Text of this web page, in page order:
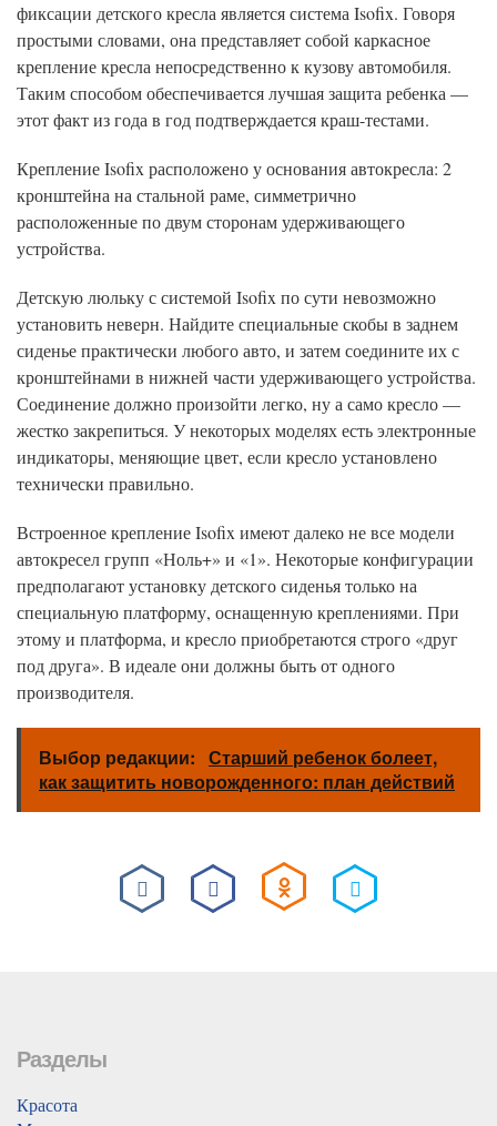
фиксации детского кресла является система Isofix. Говоря
простыми словами, она представляет собой каркасное
крепление кресла непосредственно к кузову автомобиля.
Таким способом обеспечивается лучшая защита ребенка —
этот факт из года в год подтверждается краш-тестами.
Крепление Isofix расположено у основания автокресла: 2
кронштейна на стальной раме, симметрично
расположенные по двум сторонам удерживающего
устройства.
Детскую люльку с системой Isofix по сути невозможно
установить неверн. Найдите специальные скобы в заднем
сиденье практически любого авто, и затем соедините их с
кронштейнами в нижней части удерживающего устройства.
Соединение должно произойти легко, ну а само кресло —
жестко закрепиться. У некоторых моделях есть электронные
индикаторы, меняющие цвет, если кресло установлено
технически правильно.
Встроенное крепление Isofix имеют далеко не все модели
автокресел групп «Ноль+» и «1». Некоторые конфигурации
предполагают установку детского сиденья только на
специальную платформу, оснащенную креплениями. При
этому и платформа, и кресло приобретаются строго «друг
под друга». В идеале они должны быть от одного
производителя.
Выбор редакции: Старший ребенок болеет,
как защитить новорожденного: план действий
Разделы
Красота